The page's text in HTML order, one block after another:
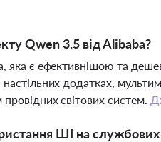
Qwen 3.5 від Alibaba?
є ефективнішою та
додатках,
світових систем.
ШІ на службових